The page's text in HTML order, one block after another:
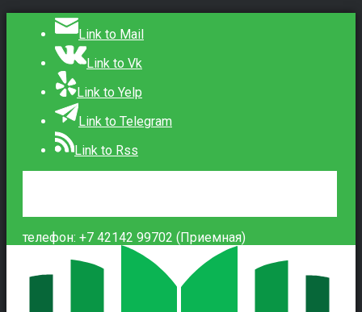
Link to Mail
Link to Vk
Link to Yelp
Link to Telegram
Link to Rss
телефон: +7 42142 99702 (Приемная)